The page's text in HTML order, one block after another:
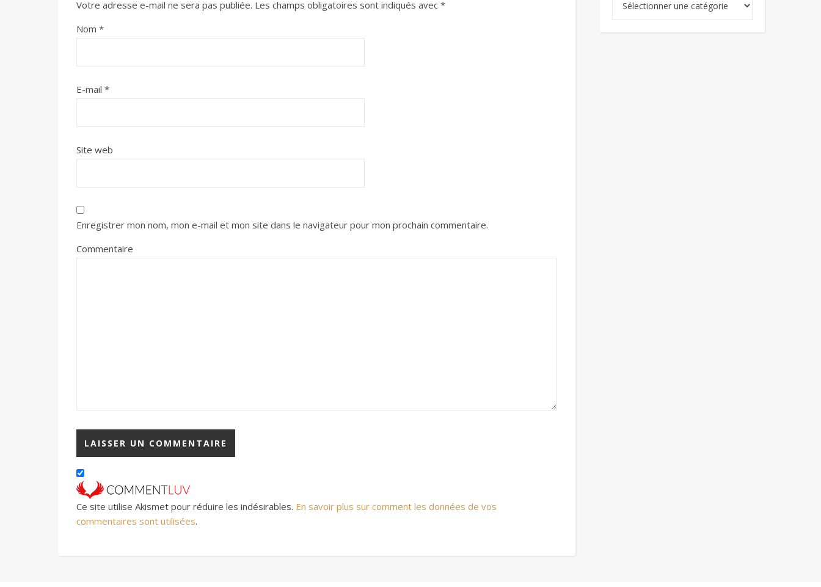
Votre adresse e-mail ne sera pas publiée. Les champs obligatoires sont indiqués avec *
Nom *
E-mail *
Site web
Enregistrer mon nom, mon e-mail et mon site dans le navigateur pour mon prochain commentaire.
Commentaire
Ce site utilise Akismet pour réduire les indésirables. En savoir plus sur comment les données de vos
commentaires sont utilisées.